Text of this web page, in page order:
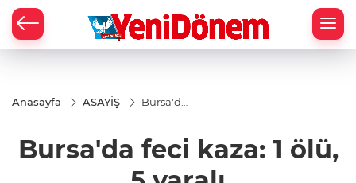
Anasayfa ASAYİŞ
Bursa'da
ölü, 5
yaralı
Bursa'da feci kaza: 1 ölü,